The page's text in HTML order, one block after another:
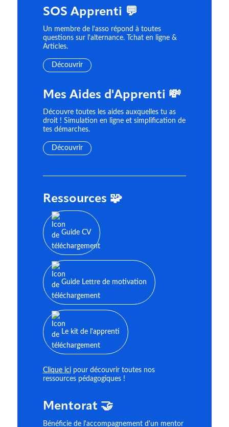
SOS Apprenti 💬
Un membre de l'asso répond à toutes
questions sur l'alternance. Tchat en ligne &
Articles.
Découvrir
Mes Aides d'Apprenti 💸
Découvre toutes les aides auxquelles tu as
droit ! Simulation en ligne et simplification de
tes démarches.
Découvrir
Ressources 🧩
Guide CV
Guide Lettre de motivation
Le kit de l'apprenti
Clique icipour découvrir toutes nos
ressources pédagogiques !
Mentorat 🤝
Bénéficie de l'accompagnement d'un mentor